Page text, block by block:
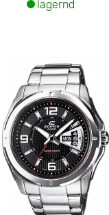
lagernd